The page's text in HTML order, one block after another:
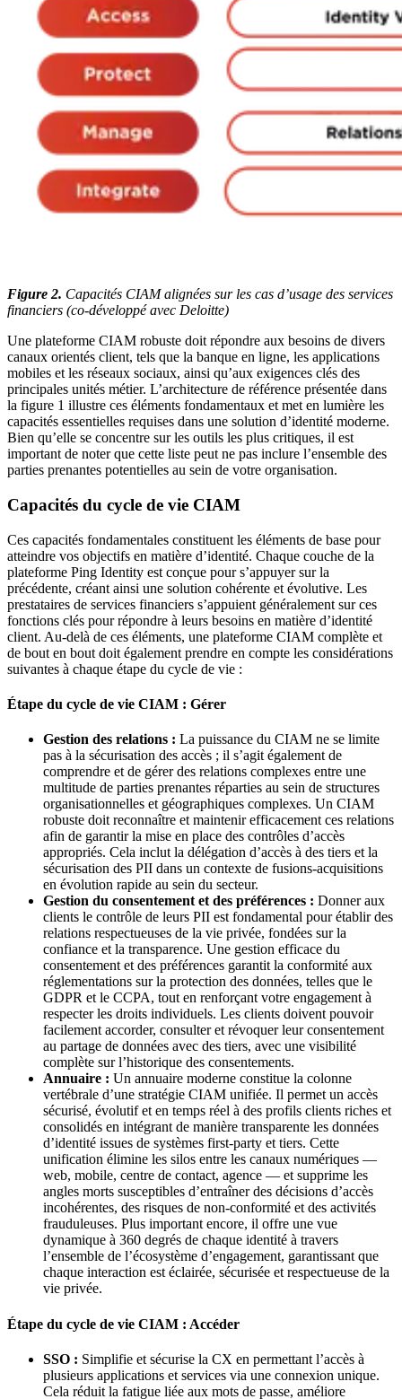
Figure 2. Capacités CIAM alignées sur les cas d’usage des services
financiers (co-développé avec Deloitte)
Une plateforme CIAM robuste doit répondre aux besoins de divers
canaux orientés client, tels que la banque en ligne, les applications
mobiles et les réseaux sociaux, ainsi qu’aux exigences clés des
principales unités métier. L’architecture de référence présentée dans
la figure 1 illustre ces éléments fondamentaux et met en lumière les
capacités essentielles requises dans une solution d’identité moderne.
Bien qu’elle se concentre sur les outils les plus critiques, il est
important de noter que cette liste peut ne pas inclure l’ensemble des
parties prenantes potentielles au sein de votre organisation.
Capacités du cycle de vie CIAM
Ces capacités fondamentales constituent les éléments de base pour
atteindre vos objectifs en matière d’identité. Chaque couche de la
plateforme Ping Identity est conçue pour s’appuyer sur la
précédente, créant ainsi une solution cohérente et évolutive. Les
prestataires de services financiers s’appuient généralement sur ces
fonctions clés pour répondre à leurs besoins en matière d’identité
client. Au-delà de ces éléments, une plateforme CIAM complète et
de bout en bout doit également prendre en compte les considérations
suivantes à chaque étape du cycle de vie :
Étape du cycle de vie CIAM : Gérer
Gestion des relations : La puissance du CIAM ne se limite
pas à la sécurisation des accès ; il s’agit également de
comprendre et de gérer des relations complexes entre une
multitude de parties prenantes réparties au sein de structures
organisationnelles et géographiques complexes. Un CIAM
robuste doit reconnaître et maintenir efficacement ces relations
afin de garantir la mise en place des contrôles d’accès
appropriés. Cela inclut la délégation d’accès à des tiers et la
sécurisation des PII dans un contexte de fusions-acquisitions
en évolution rapide au sein du secteur.
Gestion du consentement et des préférences : Donner aux
clients le contrôle de leurs PII est fondamental pour établir des
relations respectueuses de la vie privée, fondées sur la
confiance et la transparence. Une gestion efficace du
consentement et des préférences garantit la conformité aux
réglementations sur la protection des données, telles que le
GDPR et le CCPA, tout en renforçant votre engagement à
respecter les droits individuels. Les clients doivent pouvoir
facilement accorder, consulter et révoquer leur consentement
au partage de données avec des tiers, avec une visibilité
complète sur l’historique des consentements.
Annuaire : Un annuaire moderne constitue la colonne
vertébrale d’une stratégie CIAM unifiée. Il permet un accès
sécurisé, évolutif et en temps réel à des profils clients riches et
consolidés en intégrant de manière transparente les données
d’identité issues de systèmes first-party et tiers. Cette
unification élimine les silos entre les canaux numériques —
web, mobile, centre de contact, agence — et supprime les
angles morts susceptibles d’entraîner des décisions d’accès
incohérentes, des risques de non-conformité et des activités
frauduleuses. Plus important encore, il offre une vue
dynamique à 360 degrés de chaque identité à travers
l’ensemble de l’écosystème d’engagement, garantissant que
chaque interaction est éclairée, sécurisée et respectueuse de la
vie privée.
Étape du cycle de vie CIAM : Accéder
SSO : Simplifie et sécurise la CX en permettant l’accès à
plusieurs applications et services via une connexion unique.
Cela réduit la fatigue liée aux mots de passe, améliore